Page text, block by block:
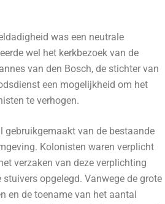
was een neutrale
wel het kerkbezoek van de
van den Bosch, de stichter van
een mogelijkheid om het
te verhogen.
gebruikgemaakt van de bestaande
Kolonisten waren verplicht
verzaken van deze verplichting
opgelegd. Vanwege de grote
en de toename van het aantal